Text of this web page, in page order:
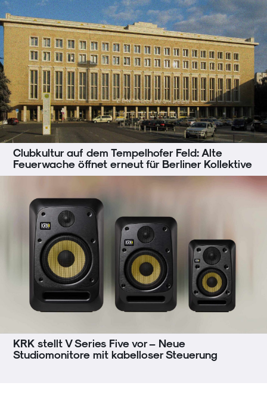
Clubkultur auf dem Tempelhofer Feld: Alte
Feuerwache öffnet erneut für Berliner Kollektive
KRK stellt V Series Five vor – Neue
Studiomonitore mit kabelloser Steuerung